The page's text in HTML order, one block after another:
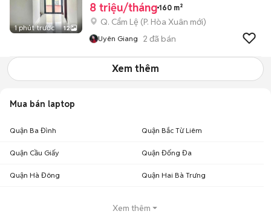
1 phút trước 12
8 triệu/tháng 160 m²
Q. Cẩm Lệ (P. Hòa Xuân mới)
Uyên Giang 2 đã bán
Xem thêm
Mua bán laptop
Quận Ba Đình Quận Bắc Từ Liêm
Quận Cầu Giấy Quận Đống Đa
Quận Hà Đông Quận Hai Bà Trưng
Xem thêm